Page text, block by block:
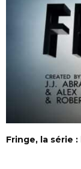
Fringe, la série